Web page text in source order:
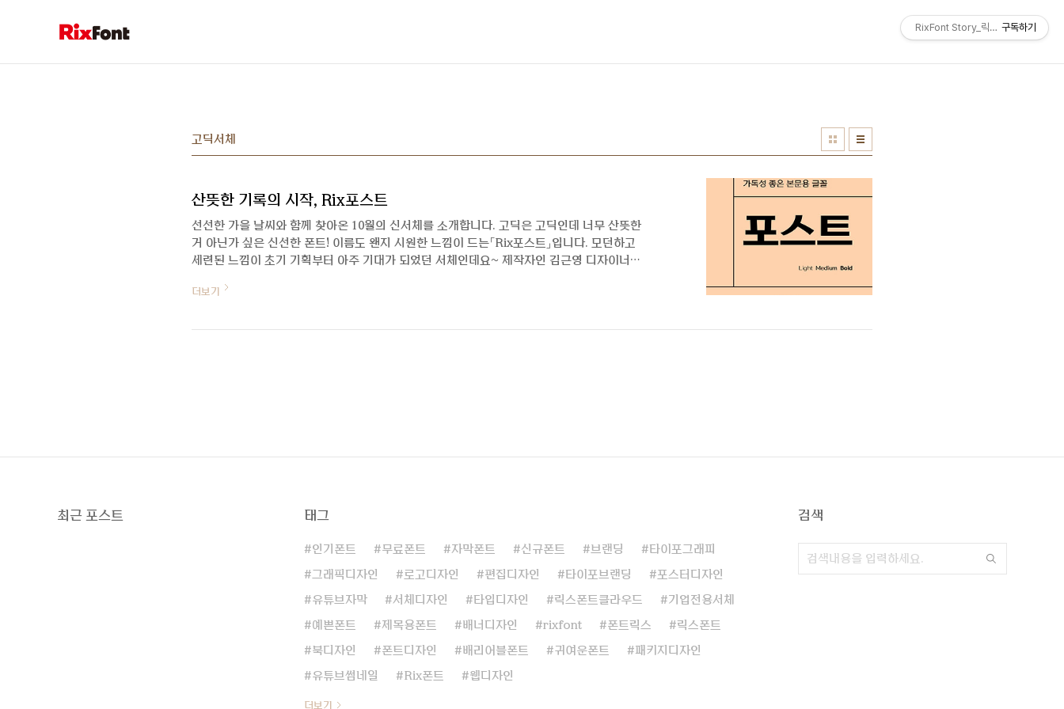
고딕서체
산뜻한 기록의 시작, Rix포스트
선선한 가을 날씨와 함께 찾아온 10월의 신서체를 소개합니다. 고딕은 고딕인데 너무 산뜻한
거 아닌가 싶은 신선한 폰트! 이름도 왠지 시원한 느낌이 드는「Rix포스트」입니다. 모던하고
세련된 느낌이 초기 기획부터 아주 기대가 되었던 서체인데요~ 제작자인 김근영 디자이너와
안녕하세요, 근영 디자이너님. Rix코코 이후에 오랜만에 새로운 폰트로 다시 만나니 반갑네
는 산뜻한 발걸음을 가진 친구예요! 본문과 제목에 모두 쓰일 수 있고요. 평체의 골격으로 안
더보기
최근 포스트 태그
인기폰트 무료폰트 자막폰트 신규폰트 브랜딩 타이포그래피
그래픽디자인 로고디자인 편집디자인 타이포브랜딩 포스터디자인
유튜브자막 서체디자인 타입디자인 릭스폰트클라우드 기업전용서체
예쁜폰트 제목용폰트 배너디자인 rixfont 폰트릭스 릭스폰트
북디자인 폰트디자인 배리어블폰트 귀여운폰트 패키지디자인
유튜브썸네일 Rix폰트 웹디자인
더보기
검색
RixFont Story_릭스폰트 블로그
구독하기